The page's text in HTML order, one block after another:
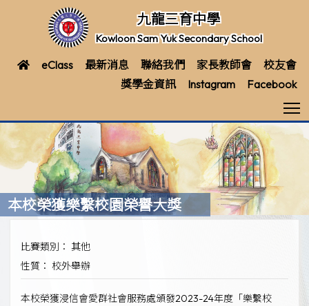
九龍三育中學
Kowloon Sam Yuk Secondary School
eClass 最新消息 聯絡我們 家長教師會
校友會
獎學金資訊
Instagram Facebook
本校榮獲樂繫校園榮譽大獎
比賽類別： 其他
性質： 校外舉辦
本校榮獲浸信會愛群社會服務處頒發2023-24年度「樂繫校